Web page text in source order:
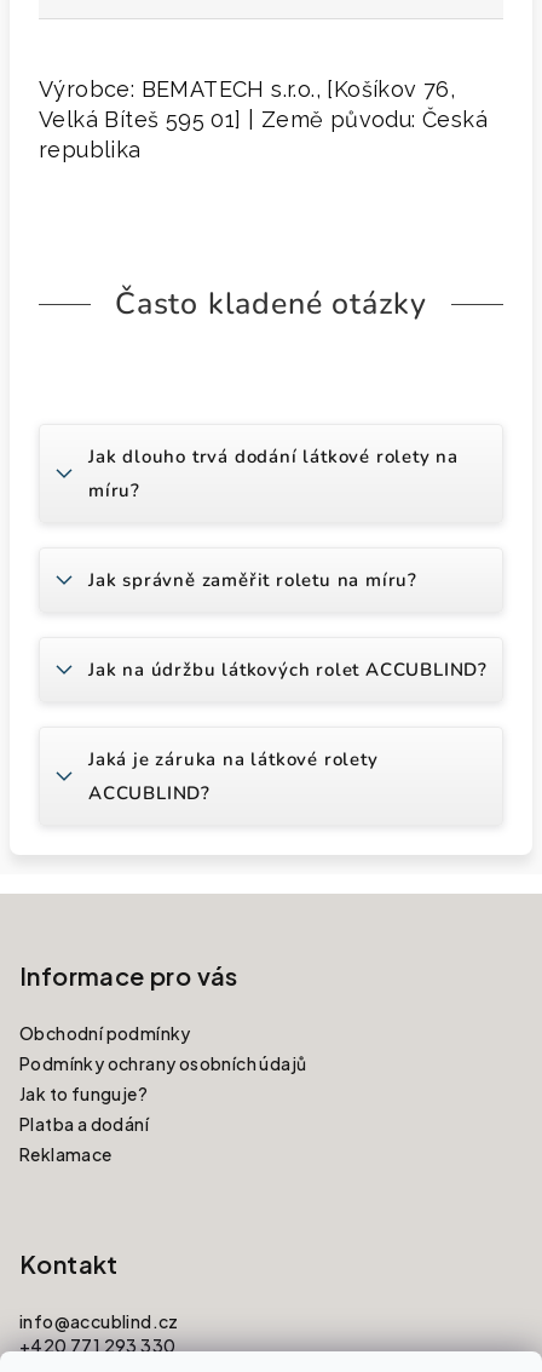
Výrobce: BEMATECH s.r.o., [Košíkov 76,
Velká Bíteš 595 01] | Země původu: Česká
republika
Často kladené otázky
Jak dlouho trvá dodání látkové rolety na
míru?
Jak správně zaměřit roletu na míru?
Jak na údržbu látkových rolet ACCUBLIND?
Jaká je záruka na látkové rolety
ACCUBLIND?
Informace pro vás
Obchodní podmínky
Podmínky ochrany osobních údajů
Jak to funguje?
Platba a dodání
Reklamace
Kontakt
info@accublind.cz
+420 771 293 330